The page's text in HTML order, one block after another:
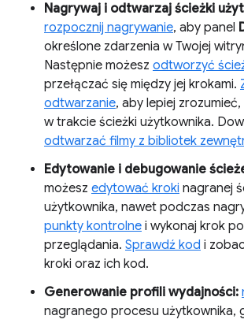
Nagrywaj i odtwarzaj ścieżki
rozpocznij nagrywanie, aby panel
określone zdarzenia w Twojej
Następnie możesz odtworzyć
przełączać się między jej krokami.
odtwarzanie, aby lepiej
w trakcie ścieżki użytkownika.
odtwarzać filmy z bibliotek
Edytowanie i debugowanie
możesz edytować kroki nagranej
użytkownika, nawet podczas
punkty kontrolne i wykonaj krok
przeglądania. Sprawdź kod i
kroki oraz ich kod.
Generowanie profili wydajności:
nagranego procesu użytkownika,